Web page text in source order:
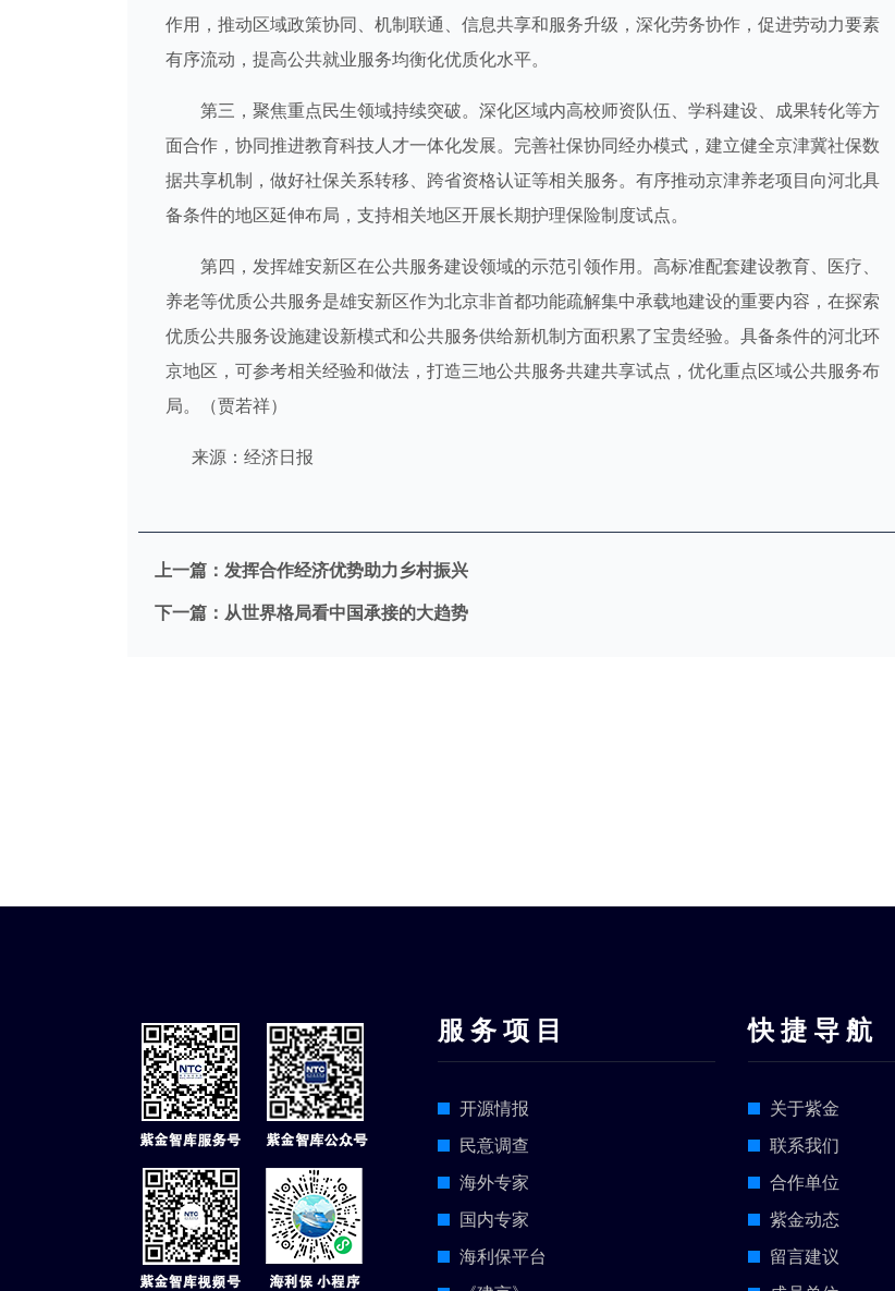
作用，推动区域政策协同、机制联通、信息共享和服务升级，深化劳务协作，促进劳动力要素
有序流动，提高公共就业服务均衡化优质化水平。
第三，聚焦重点民生领域持续突破。深化区域内高校师资队伍、学科建设、成果转化等方
面合作，协同推进教育科技人才一体化发展。完善社保协同经办模式，建立健全京津冀社保数
据共享机制，做好社保关系转移、跨省资格认证等相关服务。有序推动京津养老项目向河北具
备条件的地区延伸布局，支持相关地区开展长期护理保险制度试点。
第四，发挥雄安新区在公共服务建设领域的示范引领作用。高标准配套建设教育、医疗、
养老等优质公共服务是雄安新区作为北京非首都功能疏解集中承载地建设的重要内容，在探索
优质公共服务设施建设新模式和公共服务供给新机制方面积累了宝贵经验。具备条件的河北环
京地区，可参考相关经验和做法，打造三地公共服务共建共享试点，优化重点区域公共服务布
局。（贾若祥）
来源：经济日报
上一篇： 发挥合作经济优势助力乡村振兴
下一篇： 从世界格局看中国承接的大趋势
服 务 项 目
开源情报
民意调查
海外专家
国内专家
海利保平台
快 捷 导 航
关于紫金
联系我们
合作单位
紫金动态
留言建议